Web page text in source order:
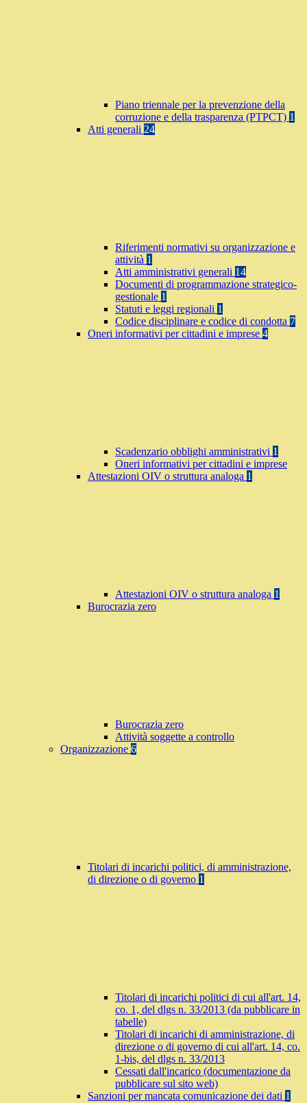
Piano triennale per la prevenzione della
corruzione e della trasparenza (PTPCT) 1
Atti generali 24
Riferimenti normativi su organizzazione e
attività 1
Atti amministrativi generali 14
Documenti di programmazione strategico-
gestionale 1
Statuti e leggi regionali 1
Codice disciplinare e codice di condotta 7
Oneri informativi per cittadini e imprese 4
Scadenzario obblighi amministrativi 1
Oneri informativi per cittadini e imprese
Attestazioni OIV o struttura analoga 1
Attestazioni OIV o struttura analoga 1
Burocrazia zero
Burocrazia zero
Attività soggette a controllo
Organizzazione 6
Titolari di incarichi politici, di amministrazione,
di direzione o di governo 1
Titolari di incarichi politici di cui all'art. 14,
co. 1, del dlgs n. 33/2013 (da pubblicare in
tabelle)
Titolari di incarichi di amministrazione, di
direzione o di governo di cui all'art. 14, co.
1-bis, del dlgs n. 33/2013
Cessati dall'incarico (documentazione da
pubblicare sul sito web)
Sanzioni per mancata comunicazione dei dati 1